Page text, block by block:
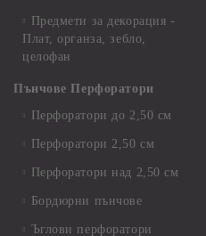
Предмети за декорация -
Плат, органза, зебло,
целофан
Пънчове Перфоратори
Перфоратори до 2,50 см
Перфоратори 2,50 см
Перфоратори над 2,50 см
Бордюрни пънчове
Ъглови перфоратори